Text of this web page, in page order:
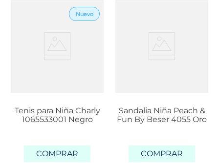
Tenis para Niña Charly
1065533001 Negro
COMPRAR
Sandalia Niña Peach &
Fun By Beser 4055 Oro
COMPRAR